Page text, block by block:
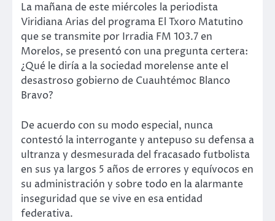
La mañana de este miércoles la periodista
Viridiana Arias del programa El Txoro Matutino
que se transmite por Irradia FM 103.7 en
Morelos, se presentó con una pregunta certera:
¿Qué le diría a la sociedad morelense ante el
desastroso gobierno de Cuauhtémoc Blanco
Bravo?
De acuerdo con su modo especial, nunca
contestó la interrogante y antepuso su defensa a
ultranza y desmesurada del fracasado futbolista
en sus ya largos 5 años de errores y equívocos en
su administración y sobre todo en la alarmante
inseguridad que se vive en esa entidad
federativa.